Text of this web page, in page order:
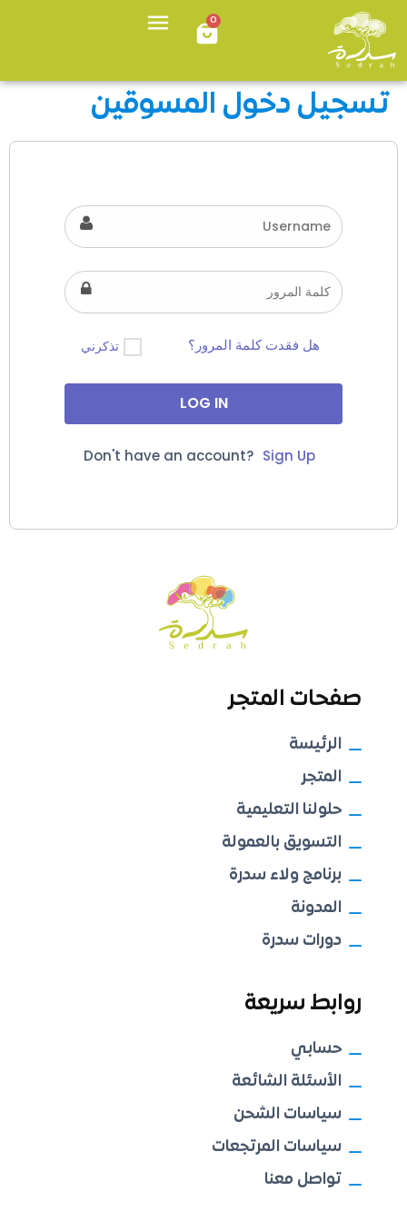
0
تسجيل دخول المسوقين
تذكرني هل فقدت كلمة المرور؟
Don't have an account? Sign Up
صفحات المتجر
الرئيسة
المتجر
حلولنا التعليمية
التسويق بالعمولة
برنامج ولاء سدرة
المدونة
دورات سدرة
روابط سريعة
حسابي
الأسئلة الشائعة
سياسات الشحن
سياسات المرتجعات
تواصل معنا